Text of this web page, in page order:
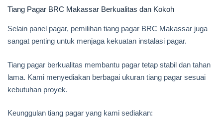
Tiang Pagar BRC Makassar Berkualitas dan Kokoh
Selain panel pagar, pemilihan tiang pagar BRC Makassar juga
sangat penting untuk menjaga kekuatan instalasi pagar.
Tiang pagar berkualitas membantu pagar tetap stabil dan tahan
lama. Kami menyediakan berbagai ukuran tiang pagar sesuai
kebutuhan proyek.
Keunggulan tiang pagar yang kami sediakan: